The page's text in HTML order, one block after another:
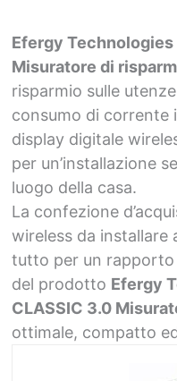
Efergy Technologies
Misuratore di
risparmio sulle
consumo di corrente
display digitale
per un’installazione
luogo della casa.
La confezione
wireless da installare
tutto per un rapporto
del prodotto Efergy
CLASSIC 3.0
ottimale, compatto